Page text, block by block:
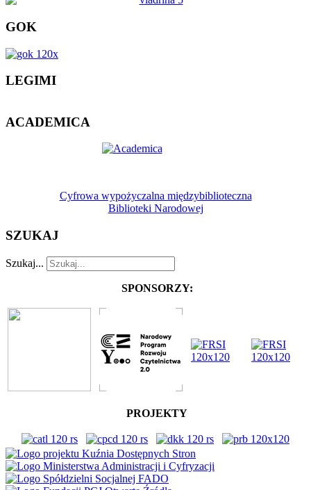
GOK
LEGIMI
ACADEMICA
Cyfrowa wypożyczalna międzybiblioteczna
Biblioteki Narodowej
SZUKAJ
Szukaj...
SPONSORZY:
PROJEKTY